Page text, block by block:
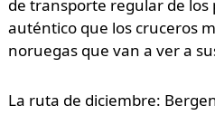
de transporte regular de los
auténtico que los cruceros
noruegas que van a ver a
La ruta de diciembre: